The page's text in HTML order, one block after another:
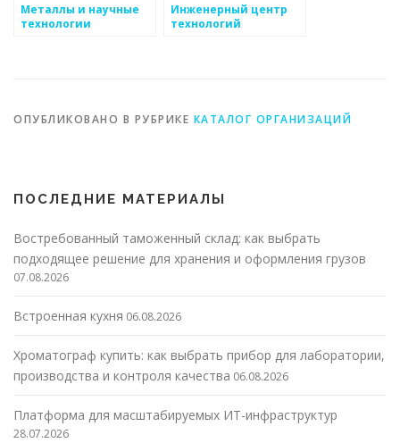
Металлы и научные
технологии
Инженерный центр
технологий
ОПУБЛИКОВАНО В РУБРИКЕ КАТАЛОГ ОРГАНИЗАЦИЙ
ПОСЛЕДНИЕ МАТЕРИАЛЫ
Востребованный таможенный склад: как выбрать
подходящее решение для хранения и оформления грузов
07.08.2026
Встроенная кухня 06.08.2026
Хроматограф купить: как выбрать прибор для лаборатории,
производства и контроля качества 06.08.2026
Платформа для масштабируемых ИТ-инфраструктур
28.07.2026